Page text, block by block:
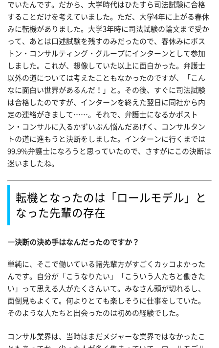
でいたんです。だから、大学時代はひたすら司法試験に合格
することだけを考えていました。ただ、大学4年に上がる春休
みに転機がありました。大学3年時に司法試験の論文まで受か
って、あとは口述試験を残すのみだったので、春休みにボス
トン・コンサルティング・グループにインターンとして参加
しました。これが、想像していた以上に面白かった。弁護士
以外の道については考えたこともなかったのですが、「こん
なに面白い世界があるんだ！」と。その後、すぐに司法試験
は合格したのですが、インターンを終えた翌日に同社から内
定の連絡がきまして……。それで、弁護士になるかボスト
ン・コンサルに入るかずいぶん悩んだあげく、コンサルタン
トの道に進もうと決断をしました。インターンに行くまでは
99.9%弁護士になろうと思っていたので、さすがにこの決断は
迷いましたね。
転機となったのは「ロールモデル」と
なった先輩の存在
―決断の決め手はなんだったのですか？
単純に、そこで働いている諸先輩方がすごくカッコよかった
んです。自分が「こうなりたい」「こういう人たちと働きた
い」って思える人がたくさんいて。みなさん頭が切れるし、
面倒見もよくて。何よりとても楽しそうに仕事をしていた。
そのような人たちと出会ったのは初めの経験でした。
コンサル業界は、当時はまだメジャーな業界ではなかったこ